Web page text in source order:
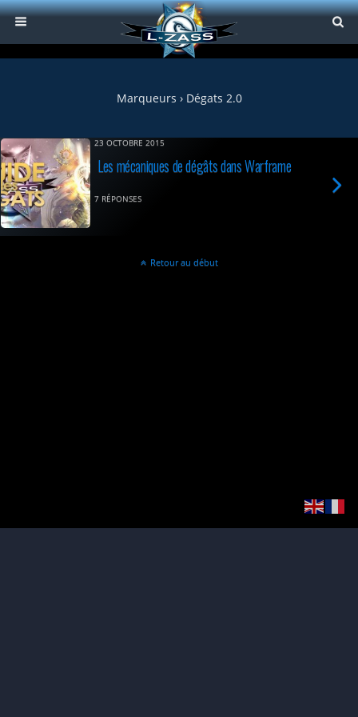
Marqueurs › Dégats 2.0
23 OCTOBRE 2015
Les mécaniques de dégâts dans Warframe
7 RÉPONSES
Retour au début